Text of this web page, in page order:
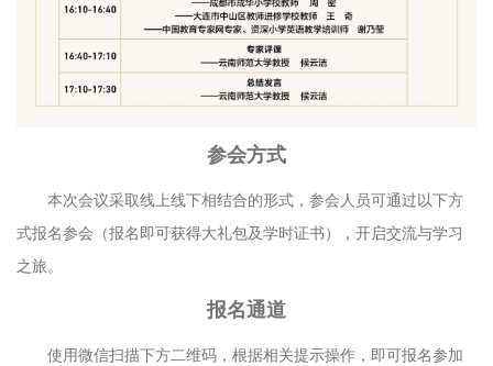
参会方式
本次会议采取线上线下相结合的形式，参会人员可通过以下方
式报名参会（报名即可获得大礼包及学时证书），开启交流与学习
之旅。
报名通道
使用微信扫描下方二维码，根据相关提示操作，即可报名参加